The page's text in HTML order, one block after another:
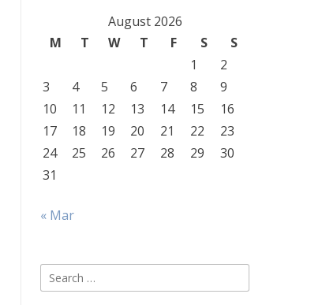
August 2026
M
T W T F S
S
1
2
3
4 5 6 7 8
9
10
11 12 13 14 15
16
17
18 19 20 21 22
23
24
25 26 27 28 29
30
31
« Mar
Search
for: